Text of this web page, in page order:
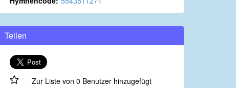
Teilen
Zur Liste von 0 Benutzer hinzugefügt